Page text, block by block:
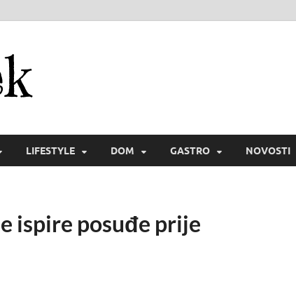
LIFESTYLE DOM GASTRO NOVOSTI
ispire posuđe prije